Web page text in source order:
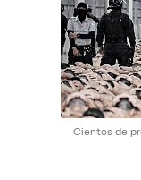
Cientos de